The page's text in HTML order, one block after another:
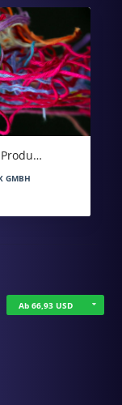
GMBH
Ab 66,93 USD